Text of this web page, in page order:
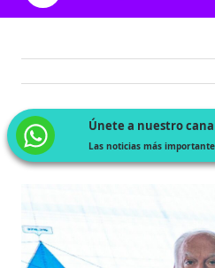
Únete a nuestro
Las noticias más